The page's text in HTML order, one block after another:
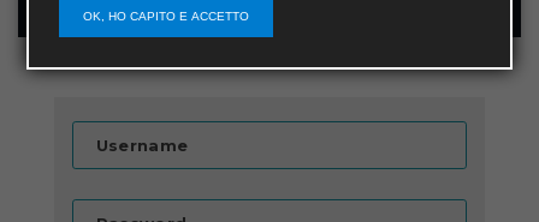
New user registration
Username
OK, HO CAPITO E ACCETTO